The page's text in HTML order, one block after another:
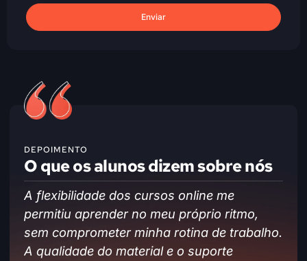
Enviar
DEPOIMENTO
O que os alunos dizem sobre nós
A flexibilidade dos cursos online me
permitiu aprender no meu próprio ritmo,
sem comprometer minha rotina de trabalho.
A qualidade do material e o suporte